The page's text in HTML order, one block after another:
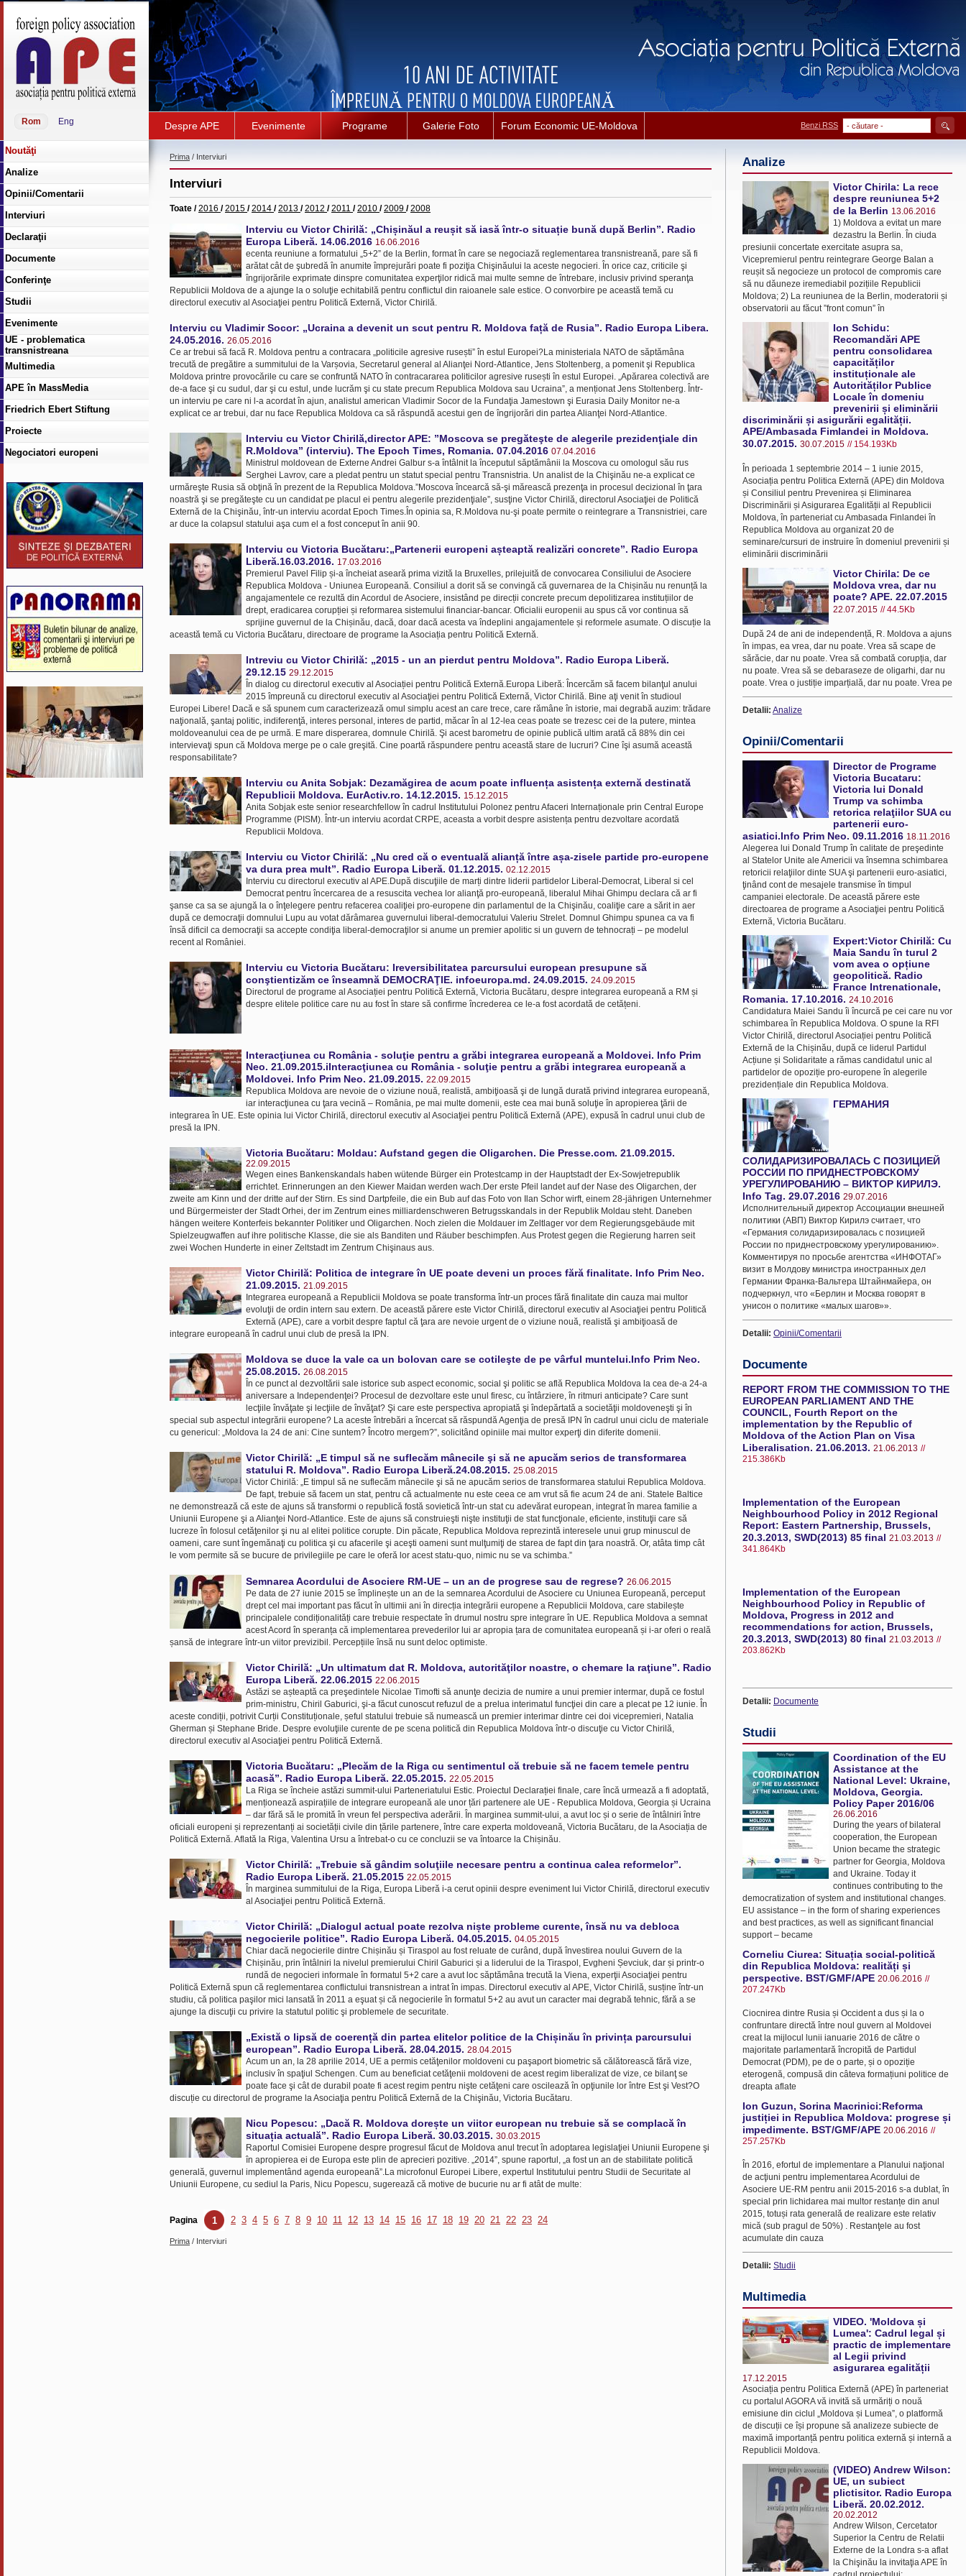
Rom Eng Despre APE Evenimente Programe Galerie Foto Forum Economic UE-Moldova Benzi RSS
Noutăţi
Analize
Opinii/Comentarii
Interviuri
Declaraţii
Documente
Conferinţe
Studii
Evenimente
UE - problematica
transnistreana
Multimedia
APE în MassMedia
Friedrich Ebert Stiftung
Proiecte
Negociatori europeni
Prima / Interviuri
Interviuri
Toate /2016 /2015 /2014 /2013 /2012 /2011 /2010 /2009 /2008
Interviu cu Victor Chirilă: „Chișinăul a reușit să iasă într-o situație bună după Berlin”. Radio
Europa Liberă. 14.06.2016 16.06.2016
ecenta reuniune a formatului „5+2” de la Berlin, format în care se negociază reglementarea transnistreană, pare să fi
arătat cât de şubredă în anumite împrejurări poate fi poziţia Chişinăului la aceste negocieri. În orice caz, criticile şi
îngrijorările exprimate dinspre comunitatea experţilor ridică mai multe semne de întrebare, inclusiv privind speranţa
Republicii Moldova de a ajunge la o soluţie echitabilă pentru conflictul din raioanele sale estice. O convorbire pe această temă cu
directorul executiv al Asociaţiei pentru Politică Externă, Victor Chirilă.
Interviu cu Vladimir Socor: „Ucraina a devenit un scut pentru R. Moldova față de Rusia”. Radio Europa Libera.
24.05.2016. 26.05.2016
Ce ar trebui să facă R. Moldova pentru a contracara „politicile agresive rusești” în estul Europei?La ministeriala NATO de săptămâna
trecută de pregătire a summitului de la Varșovia, Secretarul general al Alianţei Nord-Atlantice, Jens Stoltenberg, a pomenit şi Republica
Moldova printre provocările cu care se confruntă NATO în contracararea politicilor agresive rusești în estul Europei. „Apărarea colectivă are
de-a face şi cu sudul, dar şi cu estul, unde lucrăm şi cu state precum Republica Moldova sau Ucraina”, a menționat Jens Stoltenberg. Într-
un interviu pe care ni l-a acordat în ajun, analistul american Vladimir Socor de la Fundaţia Jamestown şi Eurasia Daily Monitor ne-a
explicat ce ar trebui, dar nu face Republica Moldova ca să răspundă acestui gen de îngrijorări din partea Alianţei Nord-Atlantice.
Interviu cu Victor Chirilă,director APE: ”Moscova se pregăteşte de alegerile prezidenţiale din
R.Moldova” (interviu). The Epoch Times, Romania. 07.04.2016 07.04.2016
Ministrul moldovean de Externe Andrei Galbur s-a întâlnit la începutul săptămânii la Moscova cu omologul său rus
Serghei Lavrov, care a pledat pentru un statut special pentru Transnistria. Un analist de la Chişinău ne-a explicat ce
urmăreşte Rusia să obţină în prezent de la Republica Moldova.”Moscova încearcă să-şi mărească prezenţa in procesul decizional în ţara
noastră şi se pregăteşte cu un candidat pe placul ei pentru alegerile prezidenţiale”, susţine Victor Chirilă, directorul Asociaţiei de Politică
Externă de la Chişinău, într-un interviu acordat Epoch Times.În opinia sa, R.Moldova nu-şi poate permite o reintegrare a Transnistriei, care
ar duce la colapsul statului aşa cum el a fost conceput în anii 90.
Interviu cu Victoria Bucătaru:„Partenerii europeni așteaptă realizări concrete”. Radio Europa
Liberă.16.03.2016. 17.03.2016
Premierul Pavel Filip și-a încheiat aseară prima vizită la Bruxelles, prilejuită de convocarea Consiliului de Asociere
Republica Moldova - Uniunea Europeană. Consiliul a dorit să se convingă că guvernarea de la Chișinău nu renunță la
angajamentele ce rezultă din Acordul de Asociere, insistând pe direcții concrete precum depolitizarea instituțiilor de
drept, eradicarea corupției și reformarea sistemului financiar-bancar. Oficialii europenii au spus că vor continua să
sprijine guvernul de la Chișinău, dacă, doar dacă acesta va îndeplini angajamentele și reformele asumate. O discuție la
această temă cu Victoria Bucătaru, directoare de programe la Asociația pentru Politică Externă.
Intreviu cu Victor Chirilă: „2015 - un an pierdut pentru Moldova”. Radio Europa Liberă.
29.12.15 29.12.2015
În dialog cu directorul executiv al Asociației pentru Politică Externă.Europa Liberă: Încercăm să facem bilanţul anului
2015 împreună cu directorul executiv al Asociaţiei pentru Politică Externă, Victor Chirilă. Bine aţi venit în studioul
Europei Libere! Dacă e să spunem cum caracterizează omul simplu acest an care trece, care rămâne în istorie, mai degrabă auzim: trădare
naţională, şantaj politic, indiferenţă, interes personal, interes de partid, măcar în al 12-lea ceas poate se trezesc cei de la putere, mintea
moldoveanului cea de pe urmă. E mare disperarea, domnule Chirilă. Şi acest barometru de opinie publică ultim arată că 88% din cei
intervievaţi spun că Moldova merge pe o cale greşită. Cine poartă răspundere pentru această stare de lucruri? Cine îşi asumă această
responsabilitate?
Interviu cu Anita Sobjak: Dezamăgirea de acum poate influența asistența externă destinată
Republicii Moldova. EurActiv.ro. 14.12.2015. 15.12.2015
Anita Sobjak este senior researchfellow în cadrul Institutului Polonez pentru Afaceri Internaționale prin Central Europe
Programme (PISM). Într-un interviu acordat CRPE, aceasta a vorbit despre asistența pentru dezvoltare acordată
Republicii Moldova.
Interviu cu Victor Chirilă: „Nu cred că o eventuală alianță între așa-zisele partide pro-europene
va dura prea mult”. Radio Europa Liberă. 01.12.2015. 02.12.2015
Interviu cu directorul executiv al APE.După discuţiile de marți dintre liderii partidelor Liberal-Democrat, Liberal si cel
Democrat pentru încercarea de a resuscita vechea lor alianţă pro-europeană, liberalul Mihai Ghimpu declara că ar fi
şanse ca sa se ajungă la o înţelegere pentru refacerea coaliţiei pro-europene din parlamentul de la Chişinău, coaliţie care a sărit in aer
după ce democraţii domnului Lupu au votat dărâmarea guvernului liberal-democratului Valeriu Strelet. Domnul Ghimpu spunea ca va fi
însă dificil ca democraţii sa accepte condiţia liberal-democraţilor si anume un premier apolitic si un guvern de tehnocrați – pe modelul
recent al României.
Interviu cu Victoria Bucătaru: Ireversibilitatea parcursului european presupune să
conştientizăm ce înseamnă DEMOCRAŢIE. infoeuropa.md. 24.09.2015. 24.09.2015
Directorul de programe al Asociației pentru Politică Externă, Victoria Bucătaru, despre integrarea europeană a RM și
despre elitele politice care nu au fost în stare să confirme încrederea ce le-a fost acordată de cetățeni.
Interacţiunea cu România - soluţie pentru a grăbi integrarea europeană a Moldovei. Info Prim
Neo. 21.09.2015.iInteracţiunea cu România - soluţie pentru a grăbi integrarea europeană a
Moldovei. Info Prim Neo. 21.09.2015. 22.09.2015
Republica Moldova are nevoie de o viziune nouă, realistă, ambiţioasă şi de lungă durată privind integrarea europeană,
iar interacţiunea cu ţara vecină – România, pe mai multe domenii, este cea mai bună soluţie în apropierea ţării de
integrarea în UE. Este opinia lui Victor Chirilă, directorul executiv al Asociaţiei pentru Politică Externă (APE), expusă în cadrul unui club de
presă la IPN.
Victoria Bucătaru: Moldau: Aufstand gegen die Oligarchen. Die Presse.com. 21.09.2015.
22.09.2015
Wegen eines Bankenskandals haben wütende Bürger ein Protestcamp in der Hauptstadt der Ex-Sowjetrepublik
errichtet. Erinnerungen an den Kiewer Maidan werden wach.Der erste Pfeil landet auf der Nase des Oligarchen, der
zweite am Kinn und der dritte auf der Stirn. Es sind Dartpfeile, die ein Bub auf das Foto von Ilan Schor wirft, einem 28-jährigen Unternehmer
und Bürgermeister der Stadt Orhei, der im Zentrum eines milliardenschweren Betrugsskandals in der Republik Moldau steht. Daneben
hängen weitere Konterfeis bekannter Politiker und Oligarchen. Noch zielen die Moldauer im Zeltlager vor dem Regierungsgebäude mit
Spielzeugwaffen auf ihre politische Klasse, die sie als Banditen und Räuber beschimpfen. Aus Protest gegen die Regierung harren seit
zwei Wochen Hunderte in einer Zeltstadt im Zentrum Chişinaus aus.
Victor Chirilă: Politica de integrare în UE poate deveni un proces fără finalitate. Info Prim Neo.
21.09.2015. 21.09.2015
Integrarea europeană a Republicii Moldova se poate transforma într-un proces fără finalitate din cauza mai multor
evoluţii de ordin intern sau extern. De această părere este Victor Chirilă, directorul executiv al Asociaţiei pentru Politică
Externă (APE), care a vorbit despre faptul că ţara are nevoie urgent de o viziune nouă, realistă şi ambiţioasă de
integrare europeană în cadrul unui club de presă la IPN.
Moldova se duce la vale ca un bolovan care se cotileşte de pe vârful muntelui.Info Prim Neo.
25.08.2015. 26.08.2015
În ce punct al dezvoltării sale istorice sub aspect economic, social şi politic se află Republica Moldova la cea de-a 24-a
aniversare a Independenţei? Procesul de dezvoltare este unul firesc, cu întârziere, în ritmuri anticipate? Care sunt
lecţiile învăţate şi lecţiile de învăţat? Şi care este perspectiva apropiată şi îndepărtată a societăţii moldoveneşti şi în
special sub aspectul integrării europene? La aceste întrebări a încercat să răspundă Agenţia de presă IPN în cadrul unui ciclu de materiale
cu genericul: „Moldova la 24 de ani: Cine suntem? Încotro mergem?”, solicitând opiniile mai multor experţi din diferite domenii.
Victor Chirilă: „E timpul să ne suflecăm mânecile şi să ne apucăm serios de transformarea
statului R. Moldova”. Radio Europa Liberă.24.08.2015. 25.08.2015
Victor Chirilă: „E timpul să ne suflecăm mânecile şi să ne apucăm serios de transformarea statului Republica Moldova.
De fapt, trebuie să facem un stat, pentru că actualmente nu este ceea ce am vrut să fie acum 24 de ani. Statele Baltice
ne demonstrează că este de ajuns să transformi o republică fostă sovietică într-un stat cu adevărat european, integrat în marea familie a
Uniunii Europene şi a Alianţei Nord-Atlantice. Este de ajuns să construieşti nişte instituţii de stat funcţionale, eficiente, instituţii care să
lucreze în folosul cetăţenilor şi nu al elitei politice corupte. Din păcate, Republica Moldova reprezintă interesele unui grup minuscul de
oameni, care sunt îngemănaţi cu politica şi cu afacerile şi aceşti oameni sunt mulţumiţi de starea de fapt din ţara noastră. Or, atâta timp cât
le vom permite să se bucure de privilegiile pe care le oferă lor acest statu-quo, nimic nu se va schimba.”
Semnarea Acordului de Asociere RM-UE – un an de progrese sau de regrese? 26.06.2015
Pe data de 27 iunie 2015 se împlinește un an de la semnarea Acordului de Asociere cu Uniunea Europeană, perceput
drept cel mai important pas făcut în ultimii ani în direcția integrării europene a Republicii Moldova, care stabilește
principalele condiționalități care trebuie respectate în drumul nostru spre integrare în UE. Republica Moldova a semnat
acest Acord în speranța că implementarea prevederilor lui ar apropia țara de comunitatea europeană și i-ar oferi o reală
șansă de integrare într-un viitor previzibil. Percepțiile însă nu sunt deloc optimiste.
Victor Chirilă: „Un ultimatum dat R. Moldova, autorităţilor noastre, o chemare la raţiune”. Radio
Europa Liberă. 22.06.2015 22.06.2015
Astăzi se așteaptă ca preşedintele Nicolae Timofti să anunţe decizia de numire a unui premier intermar, după ce fostul
prim-ministru, Chiril Gaburici, şi-a făcut cunoscut refuzul de a prelua interimatul funcţiei din care a plecat pe 12 iunie. În
aceste condiții, potrivit Curții Constituționale, șeful statului trebuie să numească un premier interimar dintre cei doi vicepremieri, Natalia
Gherman și Stephane Bride. Despre evoluţiile curente de pe scena politică din Republica Moldova într-o discuţie cu Victor Chirilă,
directorul executiv al Asociaţiei pentru Politică Externă.
Victoria Bucătaru: „Plecăm de la Riga cu sentimentul că trebuie să ne facem temele pentru
acasă”. Radio Europa Liberă. 22.05.2015. 22.05.2015
La Riga se încheie astăzi summit-ului Parteneriatului Estic. Proiectul Declarației finale, care încă urmează a fi adoptată,
menționează aspirațiile de integrare europeană ale unor țări partenere ale UE - Republica Moldova, Georgia și Ucraina
– dar fără să le promită în vreun fel perspectiva aderării. În marginea summit-ului, a avut loc și o serie de întâlniri între
oficiali europeni și reprezentanți ai societății civile din țările partenere, între care experta moldoveană, Victoria Bucătaru, de la Asociația de
Politică Externă. Aflată la Riga, Valentina Ursu a întrebat-o cu ce concluzii se va întoarce la Chișinău.
Victor Chirilă: „Trebuie să gândim soluţiile necesare pentru a continua calea reformelor”.
Radio Europa Liberă. 21.05.2015 22.05.2015
În marginea summitului de la Riga, Europa Liberă i-a cerut opinii despre eveniment lui Victor Chirilă, directorul executiv
al Asociaţiei pentru Politică Externă.
Victor Chirilă: „Dialogul actual poate rezolva niște probleme curente, însă nu va debloca
negocierile politice”. Radio Europa Liberă. 04.05.2015. 04.05.2015
Chiar dacă negocierile dintre Chișinău și Tiraspol au fost reluate de curând, după învestirea noului Guvern de la
Chișinău, prin întâlniri la nivelul premierului Chiril Gaburici și a liderului de la Tiraspol, Evgheni Șevciuk, dar și printr-o
rundă de negocieri informale în formatul 5+2 care a avut loc săptămâna trecută la Viena, experţii Asociaţiei pentru
Politică Externă spun că reglementarea conflictului transnistrean a intrat în impas. Directorul executiv al APE, Victor Chirilă, susține într-un
studiu, că politica paşilor mici lansată în 2011 a eşuat și că negocierile în formatul 5+2 au avut un caracter mai degrabă tehnic, fără a se
ajunge la discuţii cu privire la statutul politic şi problemele de securitate.
„Există o lipsă de coerență din partea elitelor politice de la Chișinău în privința parcursului
european”. Radio Europa Liberă. 28.04.2015. 28.04.2015
Acum un an, la 28 aprilie 2014, UE a permis cetăţenilor moldoveni cu paşaport biometric să călătorească fără vize,
inclusiv în spaţiul Schengen. Cum au beneficiat cetăţenii moldoveni de acest regim liberalizat de vize, ce bilanţ se
poate face şi cât de durabil poate fi acest regim pentru nişte cetăţeni care oscilează în opţiunile lor între Est şi Vest?O
discuție cu directorul de programe la Asociaţia pentru Politică Externă de la Chişinău, Victoria Bucătaru.
Nicu Popescu: „Dacă R. Moldova dorește un viitor european nu trebuie să se complacă în
situația actuală”. Radio Europa Liberă. 30.03.2015. 30.03.2015
Raportul Comisiei Europene despre progresul făcut de Moldova anul trecut în adoptarea legislaţiei Uniunii Europene şi
în apropierea ei de Europa este plin de aprecieri pozitive. „2014”, spune raportul, „a fost un an de stabilitate politică
generală, guvernul implementând agenda europeană”.La microfonul Europei Libere, expertul Institutului pentru Studii de Securitate al
Uniunii Europene, cu sediul la Paris, Nicu Popescu, sugerează că motive de bucurie nu ar fi atât de multe:
Pagina 1 2 3 4 5 6 7 8 9 10 11 12 13 14 15 16 17 18 19 20 21 22 23 24
Prima / Interviuri
Analize
Victor Chirila: La rece
despre reuniunea 5+2
de la Berlin 13.06.2016
1) Moldova a evitat un mare
dezastru la Berlin. În ciuda
presiunii concertate exercitate asupra sa,
Vicepremierul pentru reintegrare George Balan a
reușit să negocieze un protocol de compromis care
să nu dăuneze iremediabil pozițiile Republicii
Moldova; 2) La reuniunea de la Berlin, moderatorii și
observatorii au făcut ”front comun” în
Ion Schidu:
Recomandări APE
pentru consolidarea
capacităților
instituționale ale
Autorităților Publice
Locale în domeniu
prevenirii și eliminării
discriminării și asigurării egalității.
APE/Ambasada Fimlandei in Moldova.
30.07.2015. 30.07.2015 // 154.193Kb
În perioada 1 septembrie 2014 – 1 iunie 2015,
Asociația pentru Politica Externă (APE) din Moldova
și Consiliul pentru Prevenirea și Eliminarea
Discriminării și Asigurarea Egalității al Republicii
Moldova, în parteneriat cu Ambasada Finlandei în
Republica Moldova au organizat 20 de
seminare/cursuri de instruire în domeniul prevenirii și
eliminării discriminării
Victor Chirila: De ce
Moldova vrea, dar nu
poate? APE. 22.07.2015
22.07.2015 // 44.5Kb
După 24 de ani de independență, R. Moldova a ajuns
în impas, ea vrea, dar nu poate. Vrea să scape de
sărăcie, dar nu poate. Vrea să combată corupția, dar
nu poate. Vrea să se debaraseze de oligarhi, dar nu
poate. Vrea o justiție imparțială, dar nu poate. Vrea pe
Detalii: Analize
Opinii/Comentarii
Director de Programe
Victoria Bucataru:
Victoria lui Donald
Trump va schimba
retorica relaţiilor SUA cu
partenerii euro-
asiatici.Info Prim Neo. 09.11.2016 18.11.2016
Alegerea lui Donald Trump în calitate de preşedinte
al Statelor Unite ale Americii va însemna schimbarea
retoricii relaţiilor dinte SUA şi partenerii euro-asiatici,
ţinând cont de mesajele transmise în timpul
campaniei electorale. De această părere este
directoarea de programe a Asociaţiei pentru Politică
Externă, Victoria Bucătaru.
Expert:Victor Chirilă: Cu
Maia Sandu în turul 2
vom avea o opțiune
geopolitică. Radio
France Intrenationale,
Romania. 17.10.2016. 24.10.2016
Candidatura Maiei Sandu îi încurcă pe cei care nu vor
schimbarea în Republica Moldova. O spune la RFI
Victor Chirilă, directorul Asociației pentru Politică
Externă de la Chișinău, după ce liderul Partidul
Acțiune și Solidaritate a rămas candidatul unic al
partidelor de opoziție pro-europene în alegerile
prezidențiale din Republica Moldova.
ГЕРМАНИЯ
СОЛИДАРИЗИРОВАЛАСЬ С ПОЗИЦИЕЙ
РОССИИ ПО ПРИДНЕСТРОВСКОМУ
УРЕГУЛИРОВАНИЮ – ВИКТОР КИРИЛЭ.
Info Tag. 29.07.2016 29.07.2016
Исполнительный директор Ассоциации внешней
политики (АВП) Виктор Кирилэ считает, что
«Германия солидаризировалась с позицией
России по приднестровскому урегулированию».
Комментируя по просьбе агентства «ИНФОТАГ»
визит в Молдову министра иностранных дел
Германии Франка-Вальтера Штайнмайера, он
подчеркнул, что «Берлин и Москва говорят в
унисон о политике «малых шагов»».
Detalii: Opinii/Comentarii
Documente
REPORT FROM THE COMMISSION TO THE
EUROPEAN PARLIAMENT AND THE
COUNCIL, Fourth Report on the
implementation by the Republic of
Moldova of the Action Plan on Visa
Liberalisation. 21.06.2013. 21.06.2013 //
215.386Kb
Implementation of the European
Neighbourhood Policy in 2012 Regional
Report: Eastern Partnership, Brussels,
20.3.2013, SWD(2013) 85 final 21.03.2013 //
341.864Kb
Implementation of the European
Neighbourhood Policy in Republic of
Moldova, Progress in 2012 and
recommendations for action, Brussels,
20.3.2013, SWD(2013) 80 final 21.03.2013 //
203.862Kb
Detalii: Documente
Studii
Coordination of the EU
Assistance at the
National Level: Ukraine,
Moldova, Georgia.
Policy Paper 2016/06
26.06.2016
During the years of bilateral
cooperation, the European
Union became the strategic
partner for Georgia, Moldova
and Ukraine. Today it
continues contributing to the
democratization of system and institutional changes.
EU assistance – in the form of sharing experiences
and best practices, as well as significant financial
support – became
Corneliu Ciurea: Situația social-politică
din Republica Moldova: realități și
perspective. BST/GMF/APE 20.06.2016 //
207.247Kb
Ciocnirea dintre Rusia și Occident a dus și la o
confruntare directă între noul guvern al Moldovei
creat la mijlocul lunii ianuarie 2016 de către o
majoritate parlamentară încropită de Partidul
Democrat (PDM), pe de o parte, și o opoziție
eterogenă, compusă din câteva formațiuni politice de
dreapta aflate
Ion Guzun, Sorina Macrinici:Reforma
justiției in Republica Moldova: progrese și
impedimente. BST/GMF/APE 20.06.2016 //
257.257Kb
În 2016, efortul de implementare a Planului naţional
de acţiuni pentru implementarea Acordului de
Asociere UE-RM pentru anii 2015-2016 s-a dublat, în
special prin lichidarea mai multor restanțe din anul
2015, totuși rata generală de realizare este relativ
mică (sub pragul de 50%) . Restanţele au fost
acumulate din cauza
Detalii: Studii
Multimedia
VIDEO. 'Moldova și
Lumea': Cadrul legal și
practic de implementare
al Legii privind
asigurarea egalității
17.12.2015
Asociația pentru Politica Externă (APE) în parteneriat
cu portalul AGORA vă invită să urmăriți o nouă
emisiune din ciclul „Moldova și Lumea”, o platformă
de discuții ce își propune să analizeze subiecte de
maximă importanță pentru politica externă și internă a
Republicii Moldova.
(VIDEO) Andrew Wilson:
UE, un subiect
plictisitor. Radio Europa
Liberă. 20.02.2012.
20.02.2012
Andrew Wilson, Cercetator
Superior la Centru de Relatii
Externe de la Londra s-a aflat
la Chişinău la invitaţia APE în